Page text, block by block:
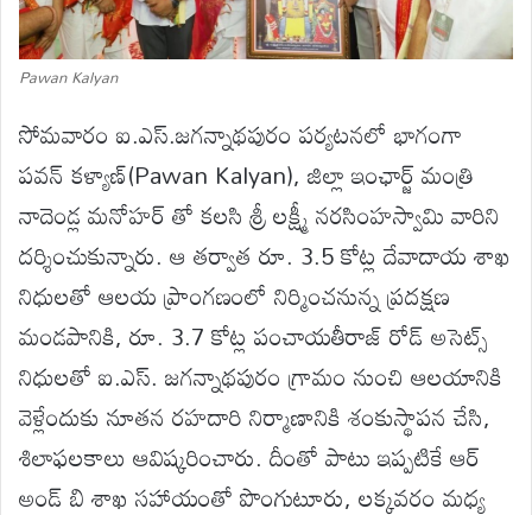
Pawan Kalyan
సోమవారం ఐ.ఎస్.జగన్నాథపురం పర్యటనలో భాగంగా
పవన్ కళ్యాణ్(Pawan Kalyan), జిల్లా ఇంఛార్జ్ మంత్రి
నాదెండ్ల మనోహర్ తో కలసి శ్రీ లక్ష్మీ నరసింహస్వామి వారిని
దర్శించుకున్నారు. ఆ తర్వాత రూ. 3.5 కోట్ల దేవాదాయ శాఖ
నిధులతో ఆలయ ప్రాంగణంలో నిర్మించనున్న ప్రదక్షణ
మండపానికి, రూ. 3.7 కోట్ల పంచాయతీరాజ్ రోడ్ అసెట్స్
నిధులతో ఐ.ఎస్. జగన్నాథపురం గ్రామం నుంచి ఆలయానికి
వెళ్లేందుకు నూతన రహదారి నిర్మాణానికి శంకుస్థాపన చేసి,
శిలాఫలకాలు ఆవిష్కరించారు. దీంతో పాటు ఇప్పటికే ఆర్
అండ్ బి శాఖ సహాయంతో పొంగుటూరు, లక్కవరం మధ్య